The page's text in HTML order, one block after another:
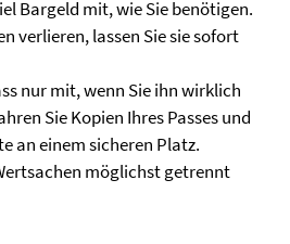
Bargeld mit, wie Sie benötigen.
verlieren, lassen Sie sie sofort
nur mit, wenn Sie ihn wirklich
Sie Kopien Ihres Passes und
an einem sicheren Platz.
möglichst getrennt